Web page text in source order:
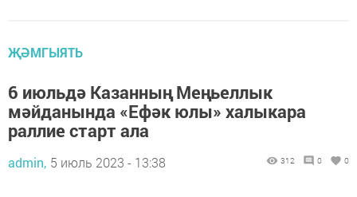
ҖӘМГЫЯТЬ
6 июльдә Казанның Меңьеллык
мәйданында «Ефәк юлы» халыкара
раллие старт ала
admin, 5 июль 2023 - 13:38 312 0 0